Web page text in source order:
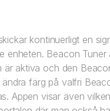
kontinuerligt en
enheten. Beacon
aktiva och den
färg på valfri
Appen visar även